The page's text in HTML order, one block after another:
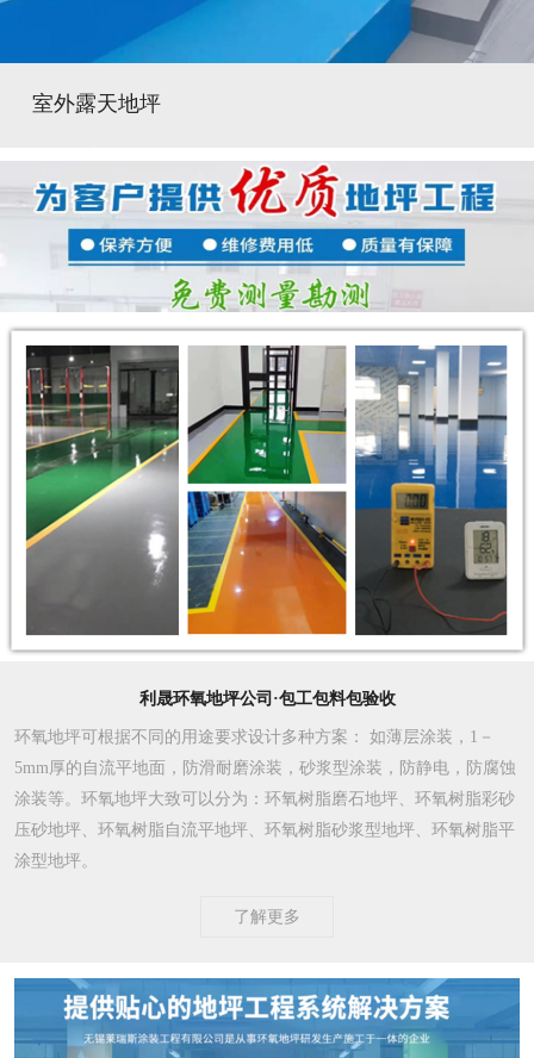
室外露天地坪
利晟环氧地坪公司·包工包料包验收
环氧地坪可根据不同的用途要求设计多种方案 ： 如薄层涂装，1－
5mm厚的自流平地面，防滑耐磨涂装，砂浆型涂装，防静电，防腐蚀
涂装等。环氧地坪大致可以分为：环氧树脂磨石地坪、环氧树脂彩砂
压砂地坪、环氧树脂自流平地坪、环氧树脂砂浆型地坪、环氧树脂平
涂型地坪。
了解更多